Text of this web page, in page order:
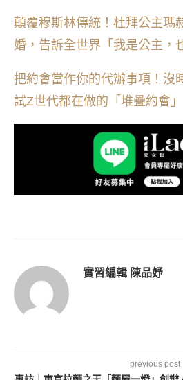
顛覆穆斯林傳統！杜拜公主瑪
婚，告訴全世界「我是公主，
把約會當作你的代辦事項！沒
試Z世代都在做的「堆疊約會」
實習編輯 陳品妤
previous post